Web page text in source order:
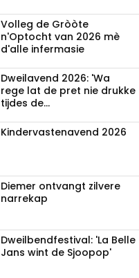
Volleg de Gròòte
n'Optocht van 2026 mè
d'alle infermasie
Dweilavend 2026: 'Wa
rege lat de pret nie drukke
tijdes de...
Kindervastenavend 2026
Diemer ontvangt zilvere
narrekap
Dweilbendfestival: 'La Belle
Jans wint de Sjoopop'